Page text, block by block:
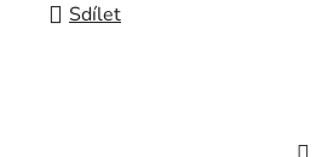
Sdílet